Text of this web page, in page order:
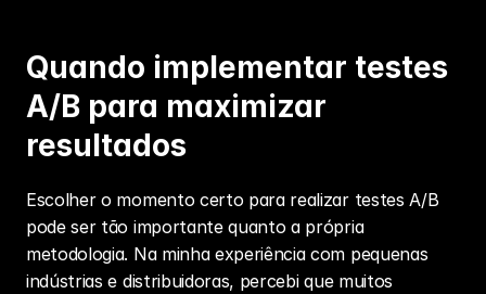
Quando implementar testes
A/B para maximizar
resultados
Escolher o momento certo para realizar testes A/B
pode ser tão importante quanto a própria
metodologia. Na minha experiência com pequenas
indústrias e distribuidoras, percebi que muitos